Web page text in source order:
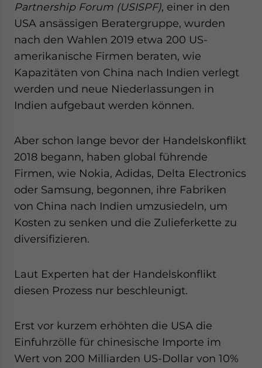
Partnership Forum (USISPF), einer in den
USA ansässigen Beratergruppe, wurden
nach den Wahlen 2019 etwa 200 US-
amerikanische Firmen beraten, wie
Kapazitäten von China nach Indien verlegt
werden und neue Niederlassungen in
Indien aufgebaut werden können.
Aber schon lange bevor der Handelskonflikt
2018 begann, haben global führende
Firmen, wie Nokia, Adidas, Delta Electronics
oder Samsung, begonnen, ihre Fabriken
von China nach Indien umzusiedeln, um
Kosten zu senken und die Zulieferkette zu
diversifizieren.
Laut Experten hat der Handelskonflikt
diesen Prozess nur beschleunigt.
Erst vor kurzem erhöhten die USA die
Einfuhrzölle für chinesische Importe im
Wert von 200 Milliarden US-Dollar von 10%
Yes, I have read the
for Asia!
- case sensitive